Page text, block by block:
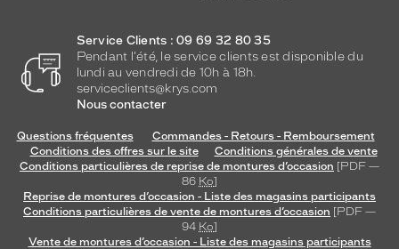
Service Clients : 09 69 32 80 35
Pendant l'été, le service clients est disponible du
lundi au vendredi de 10h à 18h.
serviceclients@krys.com
Nous contacter
Questions fréquentes
Commandes - Retours - Remboursement
Conditions des offres sur le site
Conditions générales de vente
Conditions particulières de reprise de montures d’occasion [PDF —
86 Ko]
Reprise de montures d’occasion - Liste des magasins participants
Conditions particulières de vente de montures d’occasion [PDF —
94 Ko]
Vente de montures d’occasion - Liste des magasins participants